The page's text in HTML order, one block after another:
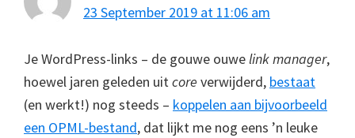
23 September 2019 at 11:06 am
Je WordPress-links – de gouwe ouwelink manager,
hoewel jaren geleden uitcore verwijderd, bestaat
(en werkt!) nog steeds – koppelen aan bijvoorbeeld
een OPML-bestand, dat lijkt me nog eens ’n leuke